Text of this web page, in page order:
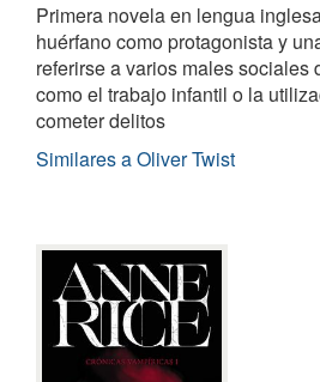
Primera novela en lengua
huérfano como protagonista y
referirse a varios males sociales
como el trabajo infantil o la
cometer delitos
Similares a Oliver Twist